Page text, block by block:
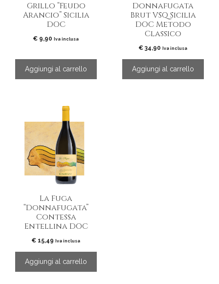
Grillo “Feudo
Arancio” Sicilia
DOC
€ 9,90 Iva inclusa
Aggiungi al carrello
Donnafugata
Brut VSQ Sicilia
DOC Metodo
Classico
€ 34,90 Iva inclusa
Aggiungi al carrello
La Fuga
“Donnafugata”
Contessa
Entellina DOC
€ 15,49 Iva inclusa
Aggiungi al carrello